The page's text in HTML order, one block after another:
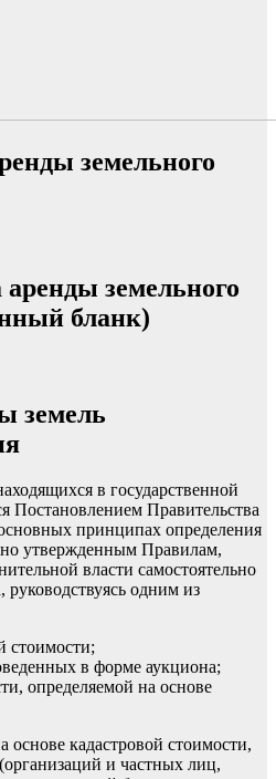
земельного
аренды земельного
бланк)
земель
в государственной
Постановлением Правительства
принципах определения
утвержденным Правилам,
власти самостоятельно
руководствуясь одним из
стоимости;
в форме аукциона;
определяемой на основе
основе кадастровой стоимости,
и частных лиц,